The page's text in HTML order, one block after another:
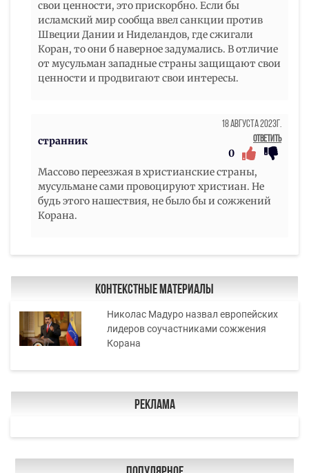
свои ценности, это прискорбно. Если бы
исламский мир сообща ввел санкции против
Швеции Дании и Ниделандов, где сжигали
Коран, то они б наверное задумались. В отличие
от мусульман западные страны защищают свои
ценности и продвигают свои интересы.
странник
18 Августа 2023г.
Ответить
0
Массово переезжая в христианские страны,
мусульмане сами провоцируют христиан. Не
будь этого нашествия, не было бы и сожжений
Корана.
Контекстные материалы
Николас Мадуро назвал европейских
лидеров соучастниками сожжения
Корана
Реклама